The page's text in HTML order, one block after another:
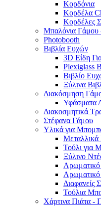
Κορδόνια
Κορδέλα
Κορδέλες
Μπαλόνια Γάμου
Photobooth
Βιβλία Ευχών
3D Είδη
Plexiglass
Βιβλίο
Ξύλινα
Διακόσμηση
Υφάσματα
Διακοσμητικά
Στέφανα Γάμου
Υλικά για
Μεταλλικά
Τούλι για
Ξύλινο
Διαφανείς
Τούλια
Χάρτινα Πιάτα -